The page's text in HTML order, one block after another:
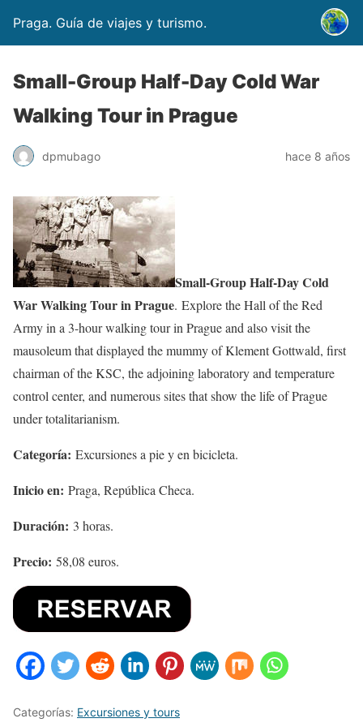
Praga. Guía de viajes y turismo.
Small-Group Half-Day Cold War
Walking Tour in Prague
dpmubago hace 8 años
Small-Group Half-Day Cold
War Walking Tour in Prague. Explore the Hall of the Red
Army in a 3-hour walking tour in Prague and also visit the
mausoleum that displayed the mummy of Klement Gottwald, first
chairman of the KSC, the adjoining laboratory and temperature
control center, and numerous sites that show the life of Prague
under totalitarianism.
Categoría: Excursiones a pie y en bicicleta.
Inicio en: Praga, República Checa.
Duración: 3 horas.
Precio: 58,08 euros.
Categorías: Excursiones y tours